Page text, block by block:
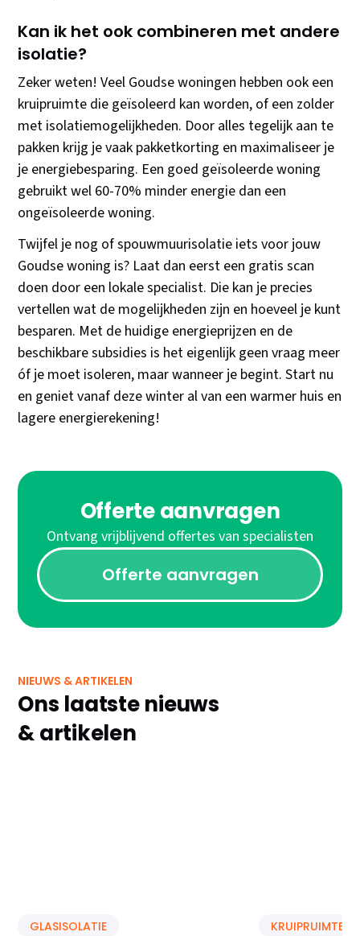
Kan ik het ook combineren met andere
isolatie?
Zeker weten! Veel Goudse woningen hebben ook een
kruipruimte die geïsoleerd kan worden, of een zolder
met isolatiemogelijkheden. Door alles tegelijk aan te
pakken krijg je vaak pakketkorting en maximaliseer je
je energiebesparing. Een goed geïsoleerde woning
gebruikt wel 60-70% minder energie dan een
ongeïsoleerde woning.
Twijfel je nog of spouwmuurisolatie iets voor jouw
Goudse woning is? Laat dan eerst een gratis scan
doen door een lokale specialist. Die kan je precies
vertellen wat de mogelijkheden zijn en hoeveel je kunt
besparen. Met de huidige energieprijzen en de
beschikbare subsidies is het eigenlijk geen vraag meer
óf je moet isoleren, maar wanneer je begint. Start nu
en geniet vanaf deze winter al van een warmer huis en
lagere energierekening!
Offerte aanvragen
Ontvang vrijblijvend offertes van specialisten
Offerte aanvragen
NIEUWS & ARTIKELEN
Ons laatste nieuws
& artikelen
GLASISOLATIE KRUIPRUIMTE